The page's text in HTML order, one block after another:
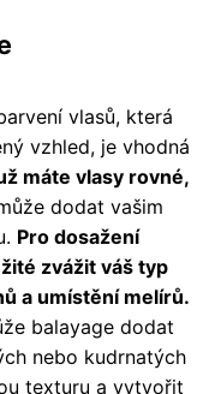
vlasů, která
vzhled, je vhodná
máte vlasy rovné,
dodat vašim
Pro dosažení
zvážit váš typ
a umístění melírů.
balayage dodat
nebo kudrnatých
texturu a vytvořit